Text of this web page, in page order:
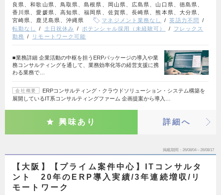
良県、和歌山県、鳥取県、島根県、岡山県、広島県、山口県、徳島県、
香川県、愛媛県、高知県、福岡県、佐賀県、長崎県、熊本県、大分県、
宮崎県、鹿児島県、沖縄県
マネジメント業務なし
英語力不問
転勤なし
土日祝休み ポテンシャル採用（未経験可）
フレックス
勤務
リモートワーク可能
■業務詳細 企業活動の中枢を担うERPパッケージの導入や業
務コンサルティングを通して、業務効率化等の経営支援に携
わる業務で…
会社概要
ERPコンサルティング・クラウドソリューション・システム構築を
展開しているIT系コンサルティングファーム 企画提案から導入…
興味あり 詳細へ
掲載期間 26/08/04～26/08/17
【大阪】【プライム案件中心】ITコンサルタ
ント 20年のERP導入実績/3年連続増収/リ
モートワーク